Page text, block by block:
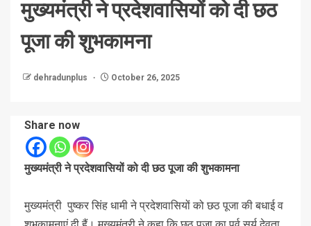
मुख्यमंत्री ने प्रदेशवासियों को दी छठ
पूजा की शुभकामना
dehradunplus October 26, 2025
Share now
मुख्यमंत्री ने प्रदेशवासियों को दी छठ पूजा की शुभकामना
मुख्यमंत्री पुष्कर सिंह धामी ने प्रदेशवासियों को छठ पूजा की बधाई व